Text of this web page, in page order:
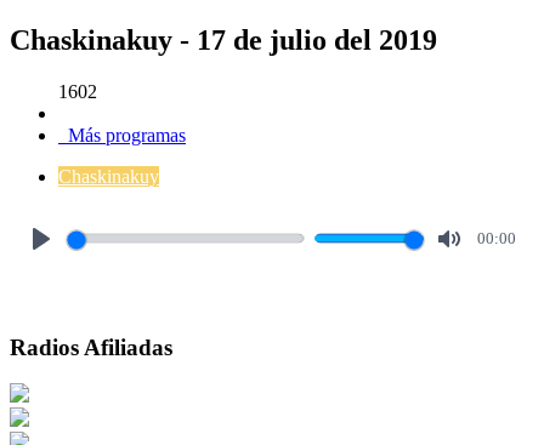
Chaskinakuy - 17 de julio del 2019
1602
Más programas
Chaskinakuy
00:00
Radios Afiliadas